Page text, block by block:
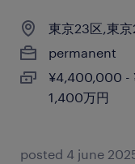
東京23区,東
permanent
¥4,400,000 -
1,400万円
posted 4 june